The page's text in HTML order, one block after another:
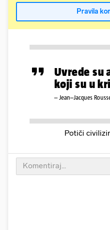
Pravila
Uvrede su
koji su u
– Jean–Jacques
Potiči